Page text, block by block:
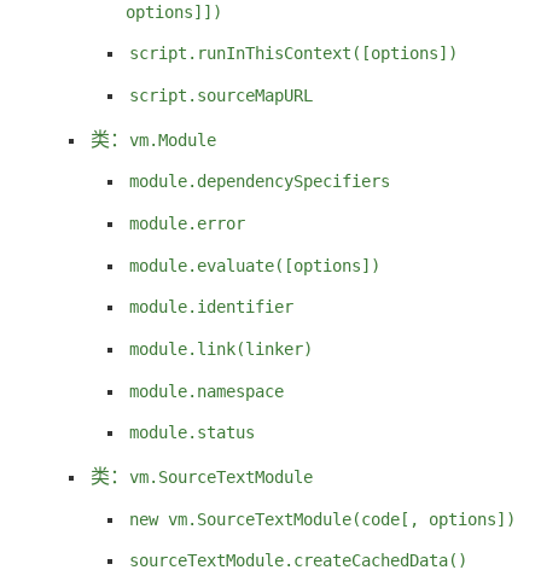
options]])
script.runInThisContext([options])
script.sourceMapURL
类： vm.Module
module.dependencySpecifiers
module.error
module.evaluate([options])
module.identifier
module.link(linker)
module.namespace
module.status
类： vm.SourceTextModule
new vm.SourceTextModule(code[, options])
sourceTextModule.createCachedData()